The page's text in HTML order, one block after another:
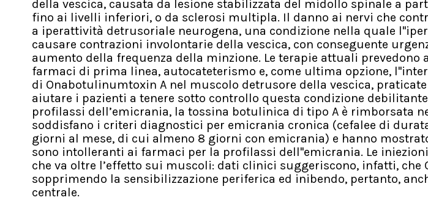
della vescica, causata da lesione stabilizzata del midollo spinale a
fino ai livelli inferiori, o da sclerosi multipla. Il danno ai nervi che
a iperattività detrusoriale neurogena, una condizione nella quale
causare contrazioni involontarie della vescica, con conseguente
aumento della frequenza della minzione. Le terapie attuali
farmaci di prima linea, autocateterismo e, come ultima opzione,
di Onabotulinumtoxin A nel muscolo detrusore della vescica,
aiutare i pazienti a tenere sotto controllo questa condizione
profilassi dell’emicrania, la tossina botulinica di tipo A è rimborsata
soddisfano i criteri diagnostici per emicrania cronica (cefalee di
giorni al mese, di cui almeno 8 giorni con emicrania) e hanno
sono intolleranti ai farmaci per la profilassi dell''emicrania. Le
che va oltre l’effetto sui muscoli: dati clinici suggeriscono, infatti, che
sopprimendo la sensibilizzazione periferica ed inibendo, pertanto,
centrale.